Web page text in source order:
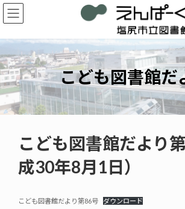
コ
ン
ン
ツ
へ
ス
キ
ッ
プ
ナ
ビ
ー
シ
ョ
ン
に
移
動
こども図書館だ
こども図書館だより
成30年8月1日）
こども図書館だより第86号 ダウンロード